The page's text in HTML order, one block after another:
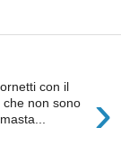
›
con il
non sono